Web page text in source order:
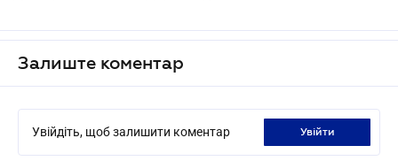
Залиште коментар
Увійдіть, щоб залишити коментар увійти